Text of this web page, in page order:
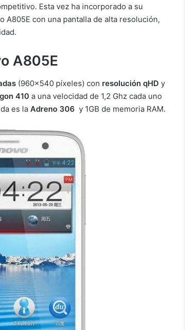
Esta vez ha incorporado a su
A805E con una pantalla de alta resolución,
A805E
(960×540 píxeles) con resolución qHD y
410 a una velocidad de 1,2 Ghz cada uno
es la Adreno 306 y 1GB de memoria RAM.